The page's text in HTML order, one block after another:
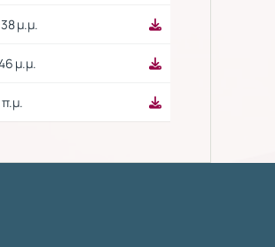
μ.μ.
μ.μ.
π.μ.